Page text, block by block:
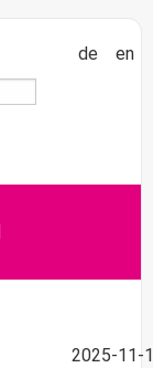
de en
2025-11-